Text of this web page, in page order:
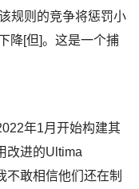
规则的竞争将惩罚小
降[但]。这是一个捕
年1月开始构建其
改进的Ultima
不敢相信他们还在制